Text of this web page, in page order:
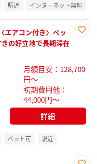
駅近 インターネット無料
録
エアコン付き〉ペッ
の好立地で長期滞在
月額目安：128,700
円～
初期費用他：
44,000円～
詳細
ペット可 駅近